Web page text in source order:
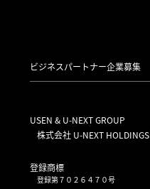
ビジネスパートナー企業募集
USEN & U-NEXT GROUP
株式会社 U-NEXT HOLDINGS
登録商標
登録第７０２６４７０号